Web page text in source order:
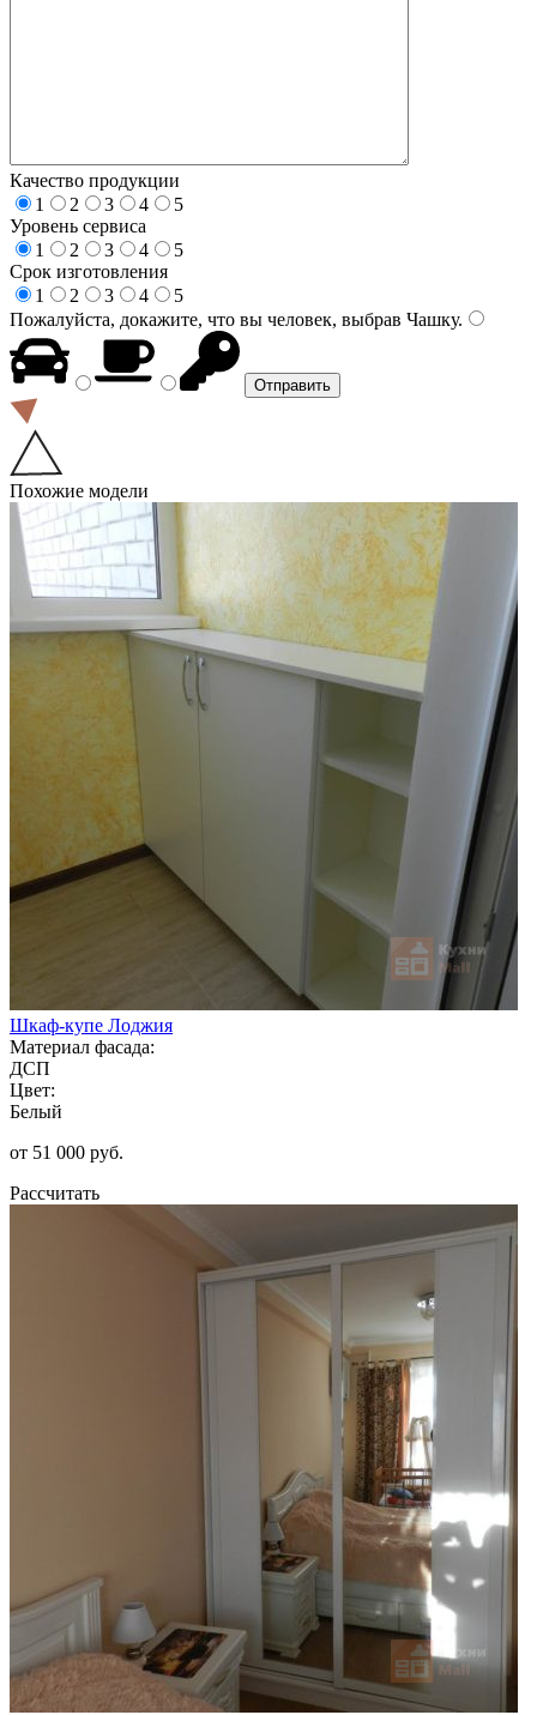
Качество продукции
1
2 3 4
5
Уровень сервиса
1
2 3 4
5
Срок изготовления
1
2 3 4
5
Пожалуйста, докажите, что вы человек, выбрав Чашку.
Похожие модели
Шкаф-купе Лоджия
Материал фасада:
ДСП
Цвет:
Белый
от 51 000 руб.
Рассчитать